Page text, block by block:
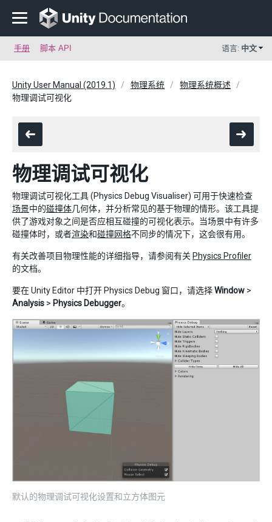
手册 脚本 API 语言: 中文
Unity User Manual (2019.1) 物理系统
物理系统概述
物理调试可视化
物理调试可视化
物理调试可视化工具 (Physics Debug Visualiser) 可用于快速检查
场景中的碰撞体几何体，并分析常见的基于物理的情形。该工具提
供了游戏对象之间是否应相互碰撞的可视化表示。当场景中有许多
碰撞体时，或者渲染和碰撞网格不同步的情况下，这会很有用。
有关改善项目物理性能的详细指导，请参阅有关 Physics Profiler
的文档。
要在 Unity Editor 中打开 Physics Debug 窗口，请选择Window >
Analysis > Physics Debugger。
默认的物理调试可视化设置和立方体图元